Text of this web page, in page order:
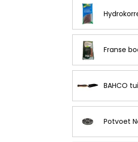
Franse
BAHCO
Potvoet